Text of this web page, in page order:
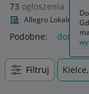
73 ogłoszenia
Allegro Lokalnie
Podobne: domy
Filtruj